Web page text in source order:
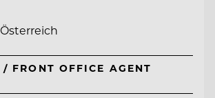
/ FRONT OFFICE AGENT